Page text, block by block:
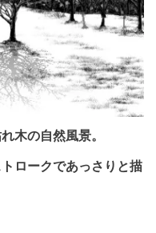
木の自然風景。
ロークであっさりと描